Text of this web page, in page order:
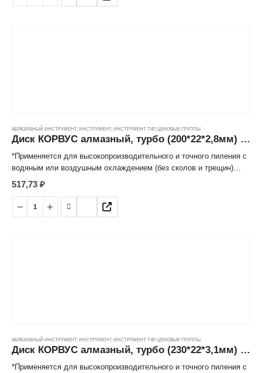
кромки диска, выполненной в виде турбины.
АБРАЗИВНЫЙ ИНСТРУМЕНТ, ИНСТРУМЕНТ, ИНСТРУМЕНТ Т4Р, ЦЕНОВЫЕ ГРУППЫ
Диск КОРВУС алмазный, турбо (200*22*2,8мм) ---
*Применяется для высокопроизводительного и точного пиления с
водяным или воздушным охлаждением (без сколов и трещин)
бетона, природного и искусственного камня, огнеупорного
кирпича, мрамора, гранита и иных строительных материалов.
*Отвод тепла происходит за счет специального профиля режущей
кромки диска, выполненной в виде турбины.
517,73 ₽
АБРАЗИВНЫЙ ИНСТРУМЕНТ, ИНСТРУМЕНТ, ИНСТРУМЕНТ Т4Р, ЦЕНОВЫЕ ГРУППЫ
Диск КОРВУС алмазный, турбо (230*22*3,1мм) ---
*Применяется для высокопроизводительного и точного пиления с